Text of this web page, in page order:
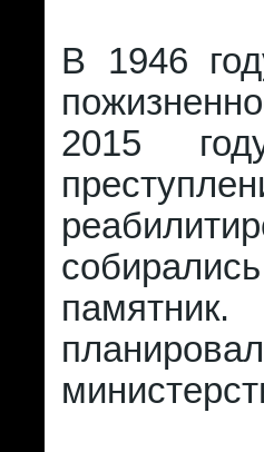
В 1946
2015